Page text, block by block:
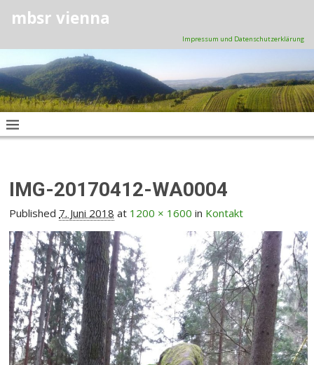
mbsr vienna
Impressum und Datenschutzerklärung
IMG-20170412-WA0004
Published 7. Juni 2018 at 1200 × 1600 in Kontakt